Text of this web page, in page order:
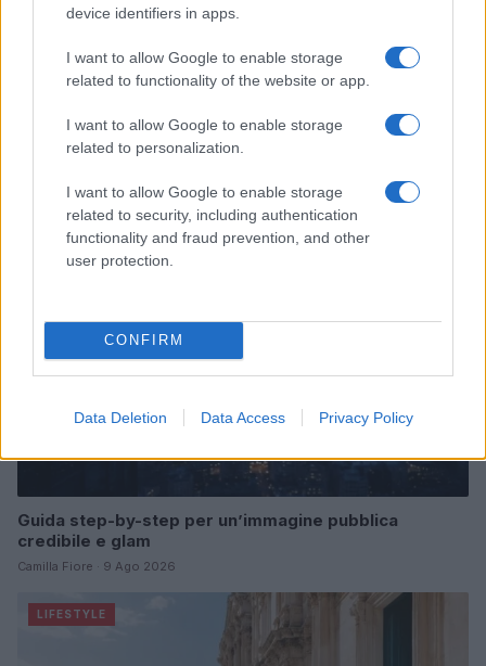
device identifiers in apps.
I want to allow Google to enable storage
related to functionality of the website or app.
I want to allow Google to enable storage
related to personalization.
I want to allow Google to enable storage
related to security, including authentication
functionality and fraud prevention, and other
user protection.
CONFIRM
Data Deletion Data Access Privacy Policy
Continua a leggere
LIFESTYLE
Guida step-by-step per un’immagine pubblica
credibile e glam
Camilla Fiore · 9 Ago 2026
LIFESTYLE